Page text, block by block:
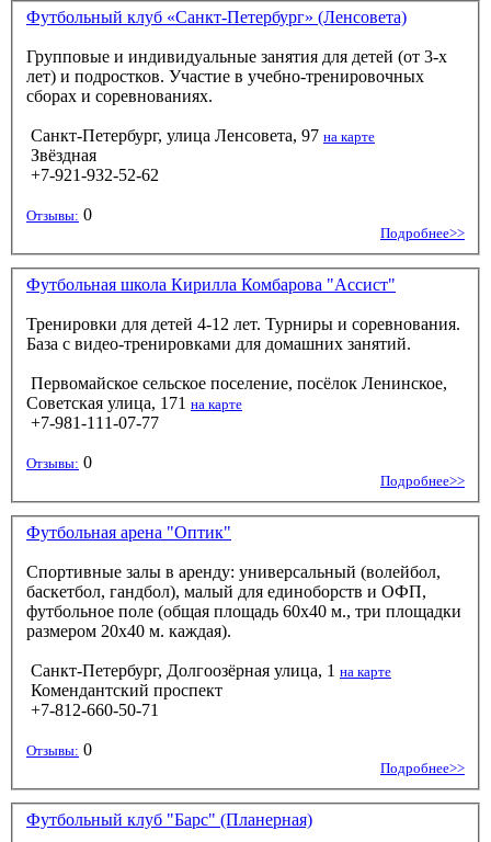
Футбольный клуб «Санкт-Петербург» (Ленсовета)
Групповые и индивидуальные занятия для детей (от 3-х
лет) и подростков. Участие в учебно-тренировочных
сборах и соревнованиях.
Санкт-Петербург, улица Ленсовета, 97 на карте
Звёздная
+7-921-932-52-62
Отзывы: 0
Подробнее>>
Футбольная школа Кирилла Комбарова "Ассист"
Тренировки для детей 4-12 лет. Турниры и соревнования.
База с видео-тренировками для домашних занятий.
Первомайское сельское поселение, посёлок Ленинское,
Советская улица, 171 на карте
+7-981-111-07-77
Отзывы: 0
Подробнее>>
Футбольная арена "Оптик"
Спортивные залы в аренду: универсальный (волейбол,
баскетбол, гандбол), малый для единоборств и ОФП,
футбольное поле (общая площадь 60х40 м., три площадки
размером 20х40 м. каждая).
Санкт-Петербург, Долгоозёрная улица, 1 на карте
Комендантский проспект
+7-812-660-50-71
Отзывы: 0
Подробнее>>
Футбольный клуб "Барс" (Планерная)